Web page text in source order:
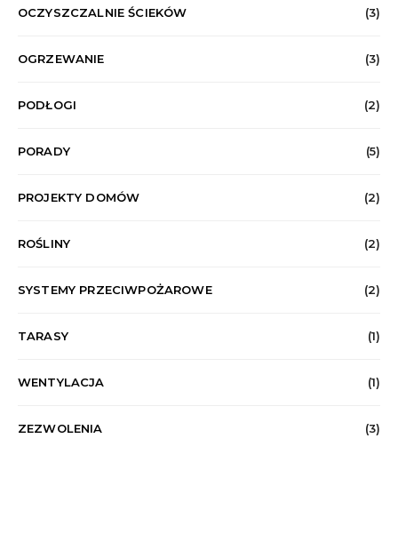
OCZYSZCZALNIE ŚCIEKÓW (3)
OGRZEWANIE (3)
PODŁOGI (2)
PORADY (5)
PROJEKTY DOMÓW (2)
ROŚLINY (2)
SYSTEMY PRZECIWPOŻAROWE (2)
TARASY (1)
WENTYLACJA (1)
ZEZWOLENIA (3)